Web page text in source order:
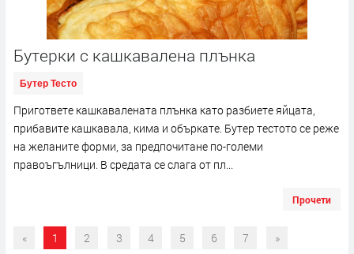
Бутерки с кашкавалена плънка
Бутер Тесто
Пригответе кашкавалената плънка като разбиете яйцата,
прибавите кашкавала, кима и объркате. Бутер тестото се реже
на желаните форми, за предпочитане по-големи
правоъгълници. В средата се слага от пл...
Прочети
« 1 2 3 4 5 6 7 »